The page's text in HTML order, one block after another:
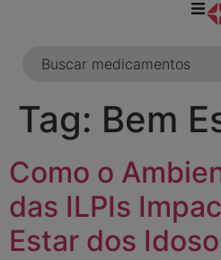
Tag: Bem
Como o
das ILPIs
Estar dos